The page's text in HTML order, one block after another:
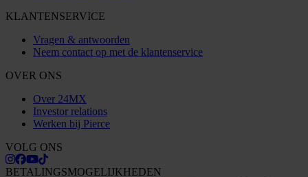
KLANTENSERVICE
Vragen & antwoorden
Neem contact op met de klantenservice
OVER ONS
Over 24MX
Investor relations
Werken bij Pierce
VOLG ONS
BETALINGSMOGELIJKHEDEN